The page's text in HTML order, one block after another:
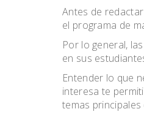
Antes de
el programa de
Por lo general,
en sus
Entender lo que
interesa te
temas